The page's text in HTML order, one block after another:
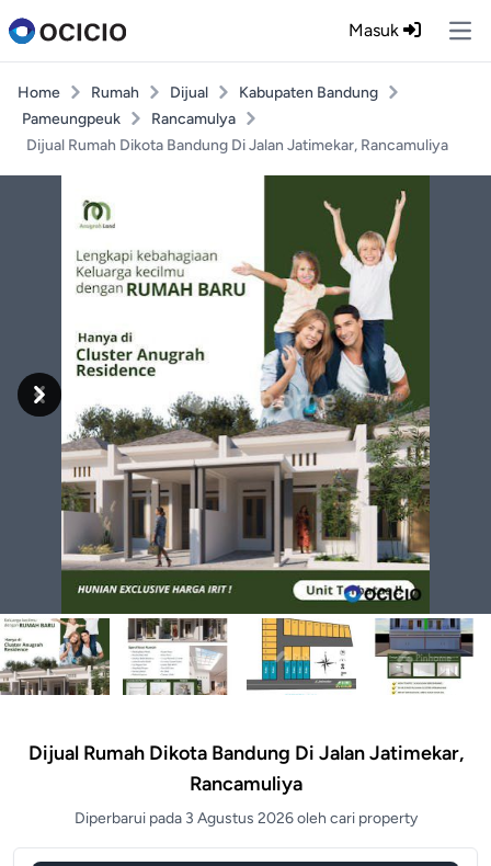
Masuk
Home Rumah Dijual
Kabupaten Bandung
Pameungpeuk
Rancamulya
Dijual Rumah Dikota Bandung Di Jalan Jatimekar, Rancamuliya
Previous
Next
Dijual Rumah Dikota Bandung Di Jalan Jatimekar,
Rancamuliya
Diperbarui pada 3 Agustus 2026 oleh cari property